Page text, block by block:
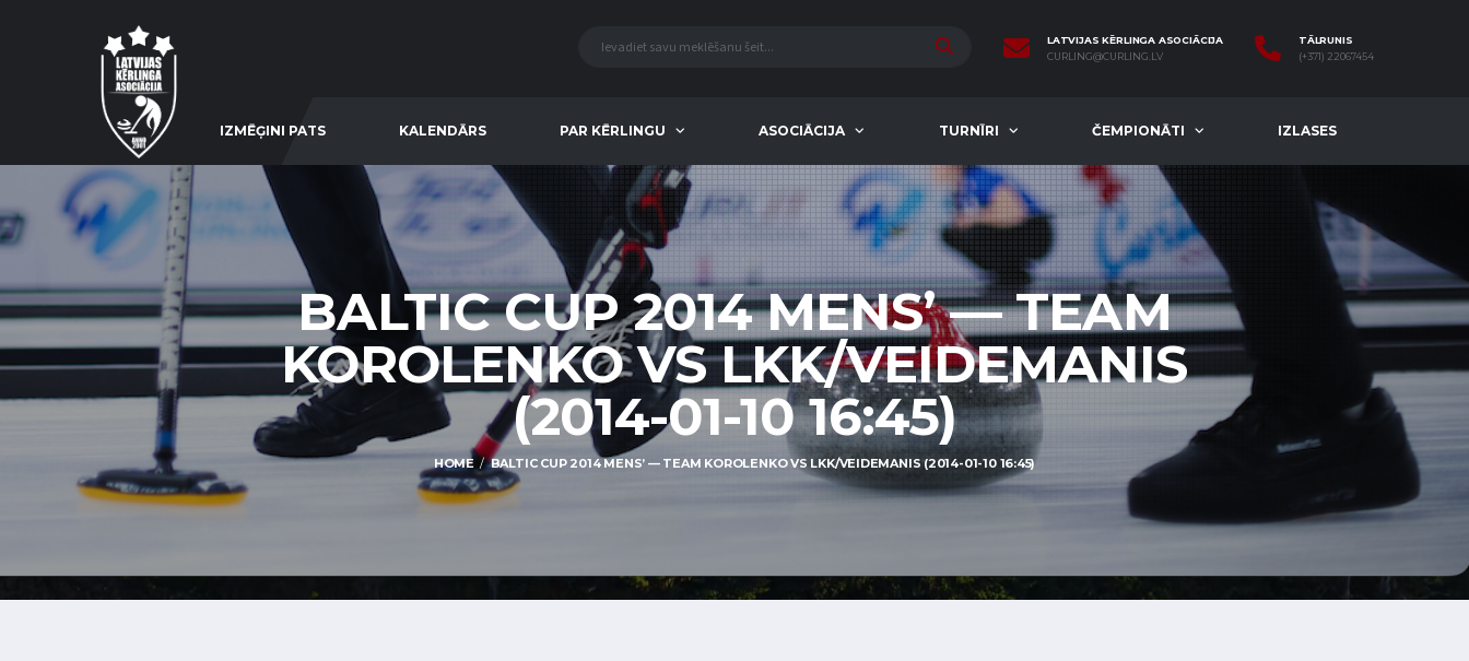
LATVIJAS KĒRLINGA ASOCIĀCIJA
CURLING@CURLING.LV
TĀLRUNIS
(+371) 22067454
IZMĒĢINI PATS KALENDĀRS PAR KĒRLINGU ASOCIĀCIJA TURNĪRI ČEMPIONĀTI IZLASES
BALTIC CUP 2014 MENS’ — TEAM
KOROLENKO VS LKK/VEIDEMANIS
(2014-01-10 16:45)
HOME BALTIC CUP 2014 MENS’ — TEAM KOROLENKO VS LKK/VEIDEMANIS (2014-01-10 16:45)